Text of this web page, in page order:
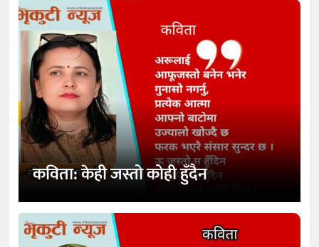
कविता: केही जस्तो कोही हुँदैन